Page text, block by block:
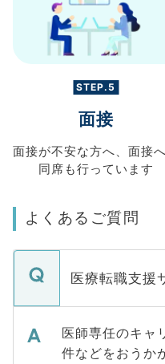
STEP.5
面接
面接が不安な方へ、 面接
同席も行っています
よくあるご質問
医療転職支援
医師専任のキャ
件などをおうか